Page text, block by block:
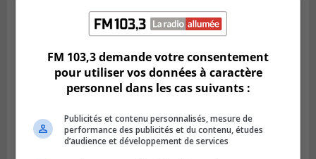
LONGUEUIL
FM 103,3 demande votre consentement
pour utiliser vos données à caractère
personnel dans les cas suivants :
Publicités et contenu personnalisés, mesure de
performance des publicités et du contenu, études
d’audience et développement de services